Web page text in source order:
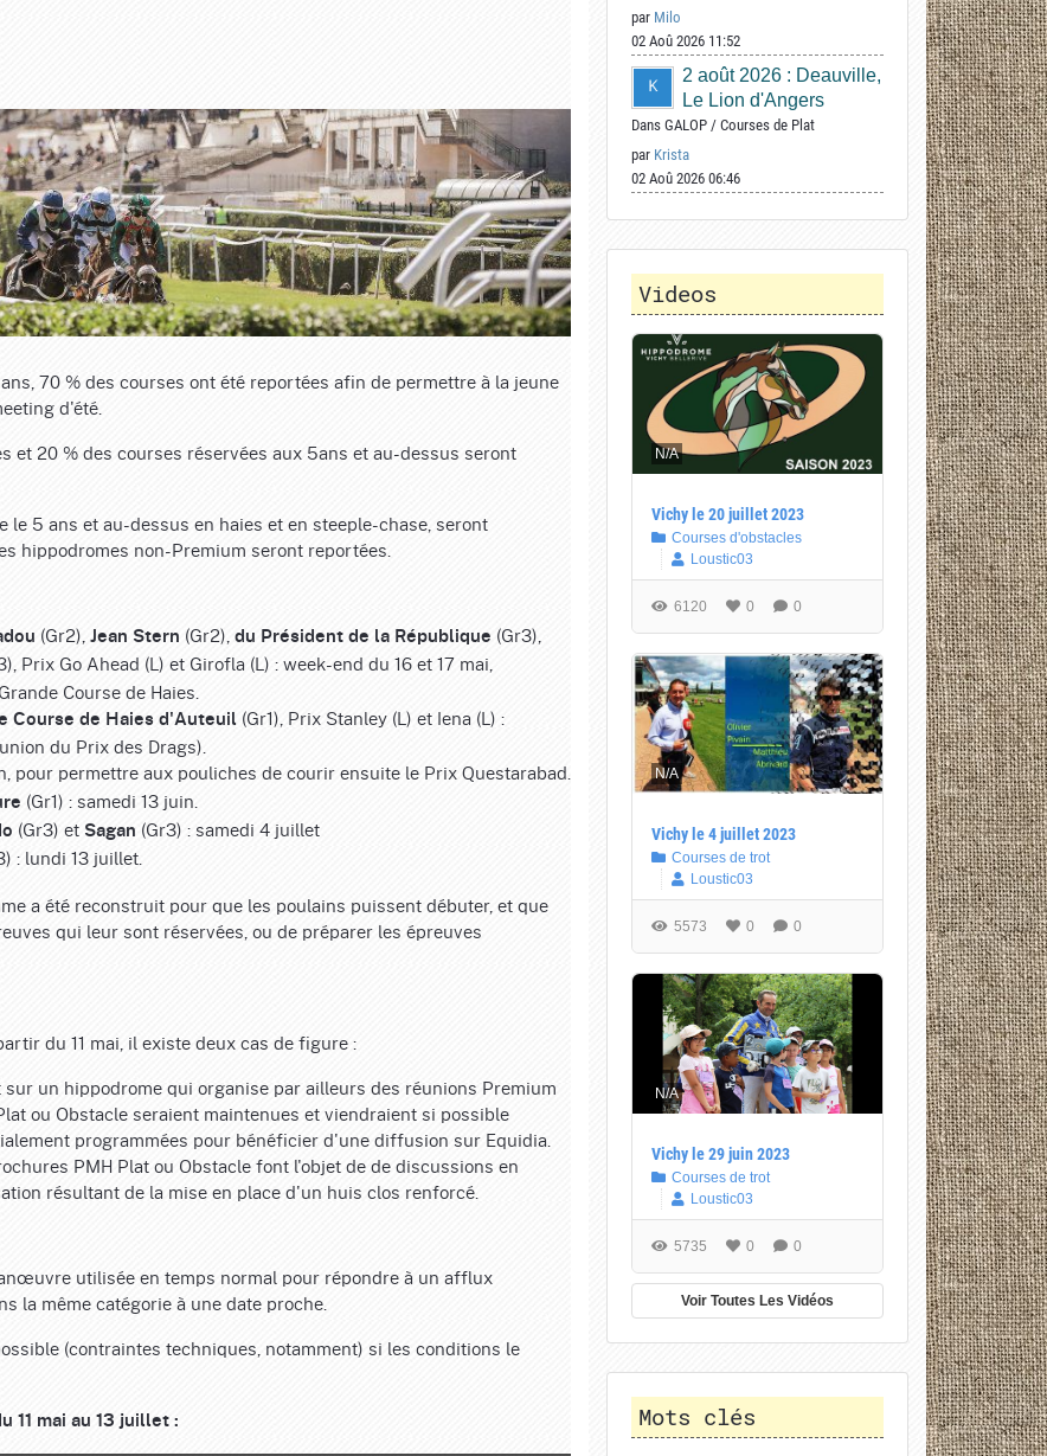
70 % des courses ont été reportées afin de permettre à la jeune
d'été.
et 20 % des courses réservées aux 5ans et au-dessus seront
5 ans et au-dessus en haies et en steeple-chase, seront
hippodromes non-Premium seront reportées.
(Gr2), Jean Stern (Gr2), du Président de la République (Gr3),
Prix Go Ahead (L) et Girofla (L) : week-end du 16 et 17 mai,
Course de Haies.
Course de Haies d'Auteuil (Gr1), Prix Stanley (L) et Iena (L) :
du Prix des Drags).
pour permettre aux pouliches de courir ensuite le Prix Questarabad.
(Gr1) : samedi 13 juin.
(Gr3) et Sagan (Gr3) : samedi 4 juillet
: lundi 13 juillet.
a été reconstruit pour que les poulains puissent débuter, et que
qui leur sont réservées, ou de préparer les épreuves
du 11 mai, il existe deux cas de figure :
un hippodrome qui organise par ailleurs des réunions Premium
ou Obstacle seraient maintenues et viendraient si possible
programmées pour bénéficier d'une diffusion sur Equidia.
PMH Plat ou Obstacle font l'objet de de discussions en
résultant de la mise en place d'un huis clos renforcé.
utilisée en temps normal pour répondre à un afflux
la même catégorie à une date proche.
(contraintes techniques, notamment) si les conditions le
11 mai au 13 juillet :
par Milo
02 Aoû 2026 11:52
2 août 2026 : Deauville,
Le Lion d'Angers
Dans GALOP / Courses de Plat
par Krista
02 Aoû 2026 06:46
Videos
N/A
Vichy le 20 juillet 2023
Courses d'obstacles
Loustic03
6120 0 0
N/A
Vichy le 4 juillet 2023
Courses de trot
Loustic03
5573 0 0
N/A
Vichy le 29 juin 2023
Courses de trot
Loustic03
5735 0 0
Voir Toutes Les Vidéos
Mots clés